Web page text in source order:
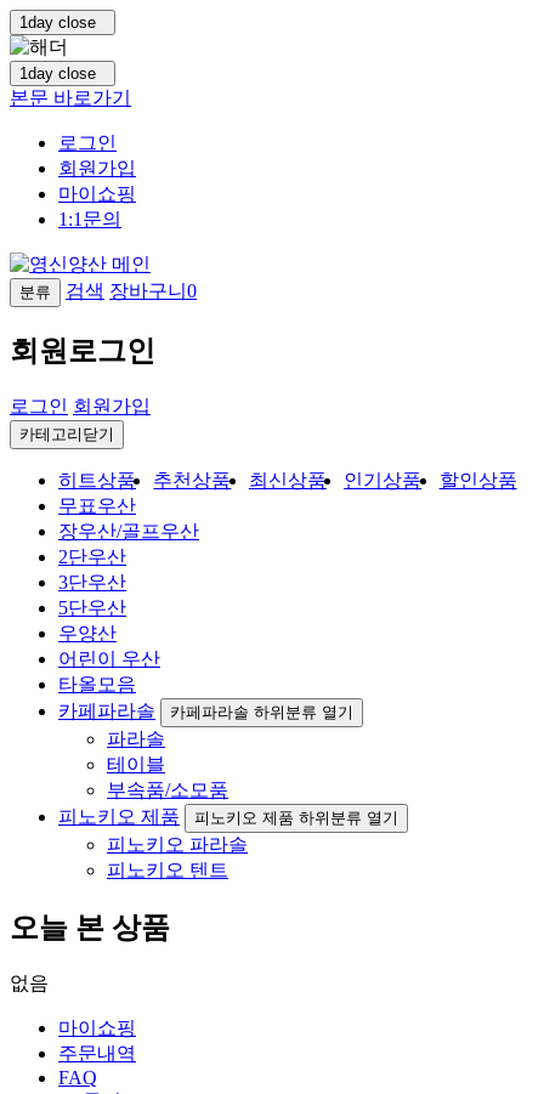
1day close
1day close
본문 바로가기
로그인
회원가입
마이쇼핑
1:1문의
분류 검색 장바구니 0
회원로그인
로그인 회원가입
카테고리닫기
히트상품 추천상품 최신상품 인기상품
할인상품
무표우산
장우산/골프우산
2단우산
3단우산
5단우산
우양산
어린이 우산
타올모음
카페파라솔
카페파라솔 하위분류 열기
파라솔
테이블
부속품/소모품
피노키오 제품
피노키오 제품 하위분류 열기
피노키오 파라솔
피노키오 텐트
오늘 본 상품
없음
마이쇼핑
주문내역
FAQ